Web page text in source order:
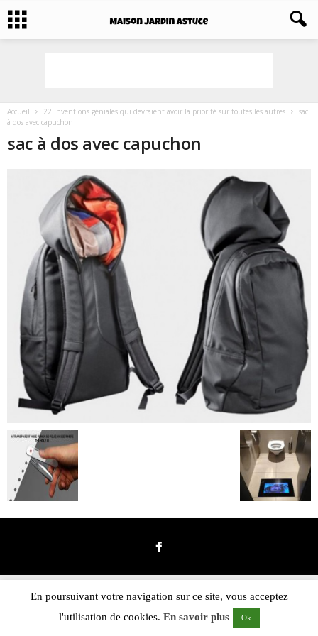
Accueil 22 inventions géniales qui devraient avoir la priorité sur toutes les autres
sac
à dos avec capuchon
sac à dos avec capuchon
En poursuivant votre navigation sur ce site, vous acceptez
l'utilisation de cookies. En savoir plus Ok